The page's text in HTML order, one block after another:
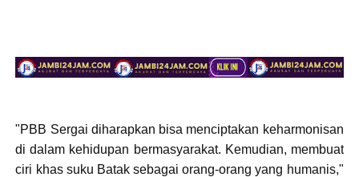
"PBB Sergai diharapkan bisa menciptakan keharmonisan
di dalam kehidupan bermasyarakat. Kemudian, membuat
ciri khas suku Batak sebagai orang-orang yang humanis,"